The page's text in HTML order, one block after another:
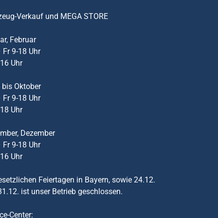
Verkauf und MEGA STORE
Februar
Fr 9-18 Uhr
Uhr
bis Oktober
Fr 9-18 Uhr
Uhr
Dezember
Fr 9-18 Uhr
Uhr
Feiertagen in Bayern, sowie 24.12.
ist unser Betrieb geschlossen.
Center: